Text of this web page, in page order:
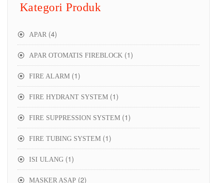
Kategori Produk
APAR 44
products
APAR OTOMATIS FIREBLOCK 11
product
FIRE ALARM 11
product
FIRE HYDRANT SYSTEM 11
product
FIRE SUPPRESSION SYSTEM 11
product
FIRE TUBING SYSTEM 11
product
ISI ULANG 11
product
MASKER ASAP 22